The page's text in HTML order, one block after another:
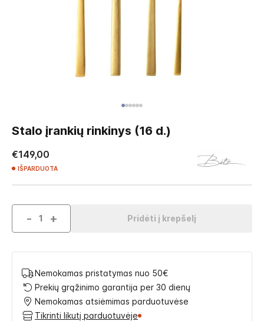
to
beginning
of
images
Stalo įrankių rinkinys (16 d.)
€149,00
IŠPARDUOTA
- + Pridėti į krepšelį
Nemokamas pristatymas nuo 50€
Prekių grąžinimo garantija per 30 dienų
Nemokamas atsiėmimas parduotuvėse
Tikrinti likutį parduotuvėje